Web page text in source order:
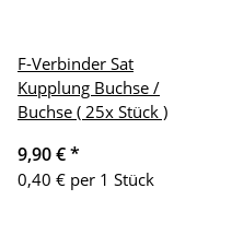
F-Verbinder Sat
Kupplung Buchse /
Buchse ( 25x Stück )
9,90 €*
0,40 € per 1 Stück